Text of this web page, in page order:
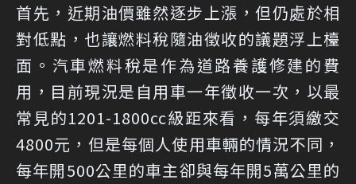
首先，近期油價雖然逐步上漲，但仍處於相
對低點，也讓燃料稅隨油徵收的議題浮上檯
面。汽車燃料稅是作為道路養護修建的費
用，目前現況是自用車一年徵收一次，以最
常見的1201-1800cc級距來看，每年須繳交
4800元，但是每個人使用車輛的情況不同，
每年開500公里的車主卻與每年開5萬公里的